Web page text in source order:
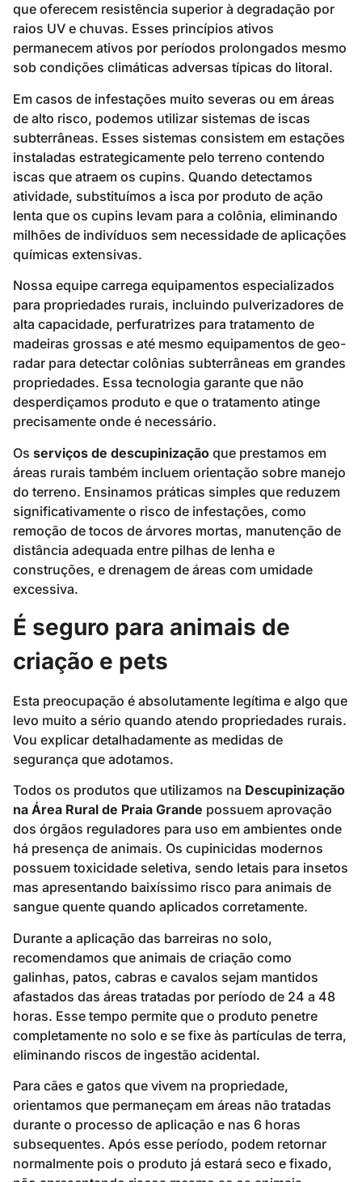
que oferecem resistência superior à degradação por
raios UV e chuvas. Esses princípios ativos
permanecem ativos por períodos prolongados mesmo
sob condições climáticas adversas típicas do litoral.
Em casos de infestações muito severas ou em áreas
de alto risco, podemos utilizar sistemas de iscas
subterrâneas. Esses sistemas consistem em estações
instaladas estrategicamente pelo terreno contendo
iscas que atraem os cupins. Quando detectamos
atividade, substituímos a isca por produto de ação
lenta que os cupins levam para a colônia, eliminando
milhões de indivíduos sem necessidade de aplicações
químicas extensivas.
Nossa equipe carrega equipamentos especializados
para propriedades rurais, incluindo pulverizadores de
alta capacidade, perfuratrizes para tratamento de
madeiras grossas e até mesmo equipamentos de geo-
radar para detectar colônias subterrâneas em grandes
propriedades. Essa tecnologia garante que não
desperdiçamos produto e que o tratamento atinge
precisamente onde é necessário.
Os serviços de descupinização que prestamos em
áreas rurais também incluem orientação sobre manejo
do terreno. Ensinamos práticas simples que reduzem
significativamente o risco de infestações, como
remoção de tocos de árvores mortas, manutenção de
distância adequada entre pilhas de lenha e
construções, e drenagem de áreas com umidade
excessiva.
É seguro para animais de
criação e pets
Esta preocupação é absolutamente legítima e algo que
levo muito a sério quando atendo propriedades rurais.
Vou explicar detalhadamente as medidas de
segurança que adotamos.
Todos os produtos que utilizamos na Descupinização
na Área Rural de Praia Grande possuem aprovação
dos órgãos reguladores para uso em ambientes onde
há presença de animais. Os cupinicidas modernos
possuem toxicidade seletiva, sendo letais para insetos
mas apresentando baixíssimo risco para animais de
sangue quente quando aplicados corretamente.
Durante a aplicação das barreiras no solo,
recomendamos que animais de criação como
galinhas, patos, cabras e cavalos sejam mantidos
afastados das áreas tratadas por período de 24 a 48
horas. Esse tempo permite que o produto penetre
completamente no solo e se fixe às partículas de terra,
eliminando riscos de ingestão acidental.
Para cães e gatos que vivem na propriedade,
orientamos que permaneçam em áreas não tratadas
durante o processo de aplicação e nas 6 horas
subsequentes. Após esse período, podem retornar
normalmente pois o produto já estará seco e fixado,